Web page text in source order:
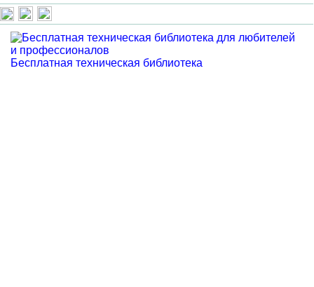
Бесплатная техническая библиотека